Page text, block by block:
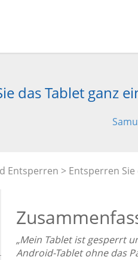
das Tablet ganz
Entsperren > Entsperren
„Mein Tablet ist gesperrt
Android-Tablet ohne das